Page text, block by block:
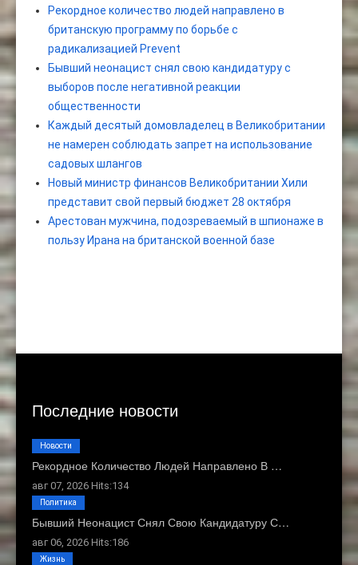
Рекордное количество людей направлено в
британскую программу по борьбе с
радикализацией Prevent
Бывший неонацист снял свою кандидатуру с
выборов после негативной реакции
общественности
Каждый десятый домовладелец в Великобритании
не намерен соблюдать запрет на использование
садовых шлангов
Новый министр финансов Великобритании Хили
представит свой первый бюджет 28 октября
Арестован мужчина, подозреваемый в шпионаже в
пользу Ирана на британской военной базе
Последние новости
Рекордное Количество Людей Направлено В …
авг 07, 2026 Hits:134
Новости
Бывший Неонацист Снял Свою Кандидатуру С…
авг 06, 2026 Hits:186
Политика
Жизнь